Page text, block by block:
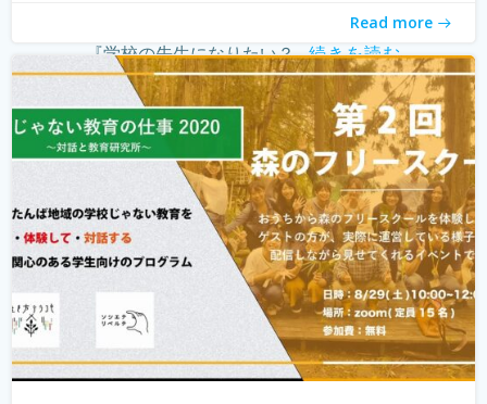
Read more
味がありますか？ 子どもを対象とした仕事をしたいけど、
『学校の先生になりたい？...続きを読む